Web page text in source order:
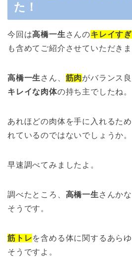
た！
今回は高橋一生 さんのキレイす
も含めてご紹介させていただきま
高橋一生 さん、 筋肉がバランス
キレイな肉体の持ち主でしたね。
あれほどの肉体を手に入れるた
れているのではないでしょうか。
早速調べてみましたよ。
調べたところ、 高橋一生 さんかな
そうです。
筋トレを含める体に関するあら
そうですよ。